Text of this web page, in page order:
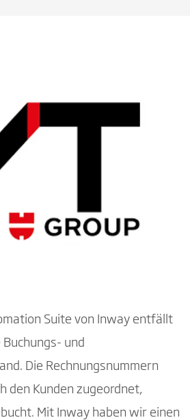
Suite von Inway entfällt
und
Die Rechnungsnummern
den Kunden zugeordnet,
Mit Inway haben wir einen